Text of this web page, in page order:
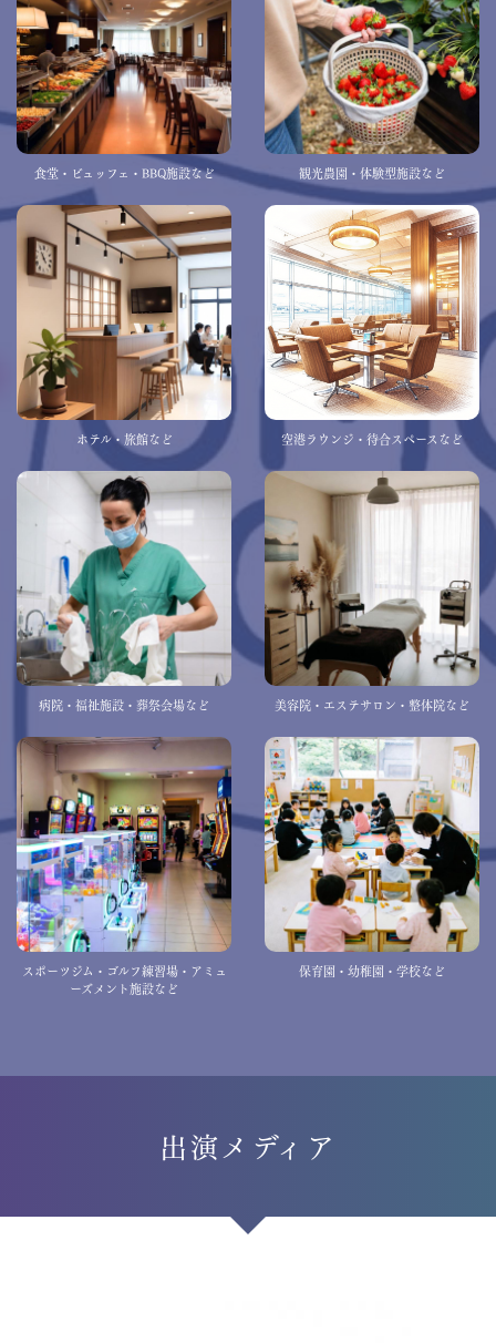
食堂・ビュッフェ・BBQ施設など 観光農園・体験型施設など
ホテル・旅館など 空港ラウンジ・待合スペースなど
病院・福祉施設・葬祭会場など 美容院・エステサロン・整体院など
スポーツジム・ゴルフ練習場・アミュ
ーズメント施設など
保育園・幼稚園・学校など
出演メディア